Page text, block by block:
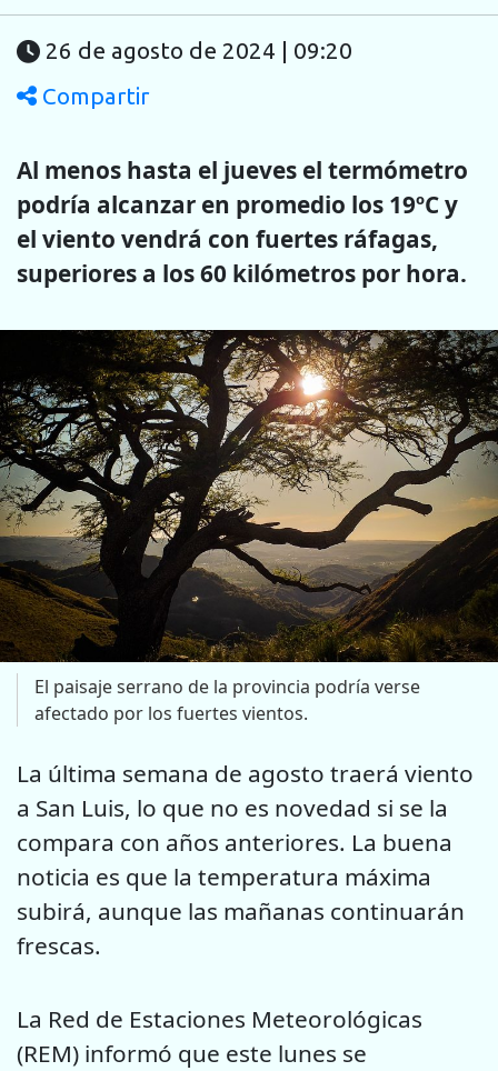
26 de agosto de 2024 | 09:20
Compartir
Al menos hasta el jueves el termómetro
podría alcanzar en promedio los 19ºC y
el viento vendrá con fuertes ráfagas,
superiores a los 60 kilómetros por hora.
El paisaje serrano de la provincia podría verse
afectado por los fuertes vientos.
La última semana de agosto traerá viento
a San Luis, lo que no es novedad si se la
compara con años anteriores. La buena
noticia es que la temperatura máxima
subirá, aunque las mañanas continuarán
frescas.
La Red de Estaciones Meteorológicas
(REM) informó que este lunes se